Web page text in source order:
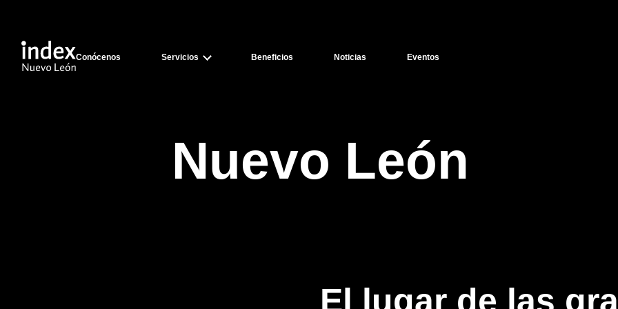
Conócenos Servicios Beneficios Noticias Eventos
Nuevo León
El lugar de las